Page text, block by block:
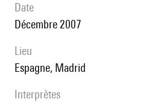
date
Décembre 2007
lieu
Espagne, Madrid
interprètes